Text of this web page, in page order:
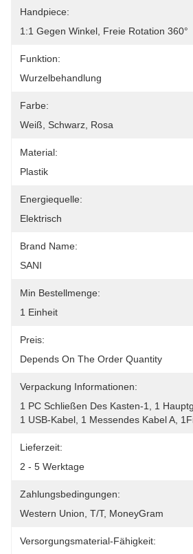
Handpiece:
1:1 Gegen Winkel, Freie Rotation 360°
Funktion:
Wurzelbehandlung
Farbe:
Weiß, Schwarz, Rosa
Material:
Plastik
Energiequelle:
Elektrisch
Brand Name:
SANI
Min Bestellmenge:
1 Einheit
Preis:
Depends On The Order Quantity
Verpackung Informationen:
1 PC Schließen Des Kasten-1, 1
1 USB-Kabel, 1 Messendes Kabel A,
Lieferzeit:
2 - 5 Werktage
Zahlungsbedingungen:
Western Union, T/T, MoneyGram
Versorgungsmaterial-Fähigkeit: